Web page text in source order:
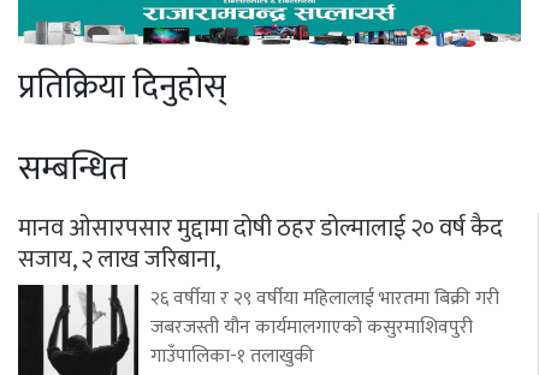
प्रतिक्रिया दिनुहोस्
सम्बन्धित
मानव ओसारपसार मुद्दामा दोषी ठहर डोल्मालाई २० वर्ष कैद
सजाय, २ लाख जरिबाना,
२६ वर्षीया र २९ वर्षीया महिलालाई भारतमा बिक्री गरी
जबरजस्ती यौन कार्यमालगाएको कसुरमाशिवपुरी
गाउँपालिका-१ तलाखुकी